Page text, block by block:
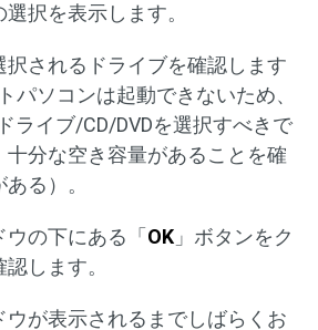
択を表示します。
択されるドライブを確認します
パソコンは起動できないため、
ライブ/CD/DVDを選択すべきで
十分な空き容量があることを確
る）。
の下にある「 OK 」ボタンをク
します。
ウが表示されるまでしばらくお